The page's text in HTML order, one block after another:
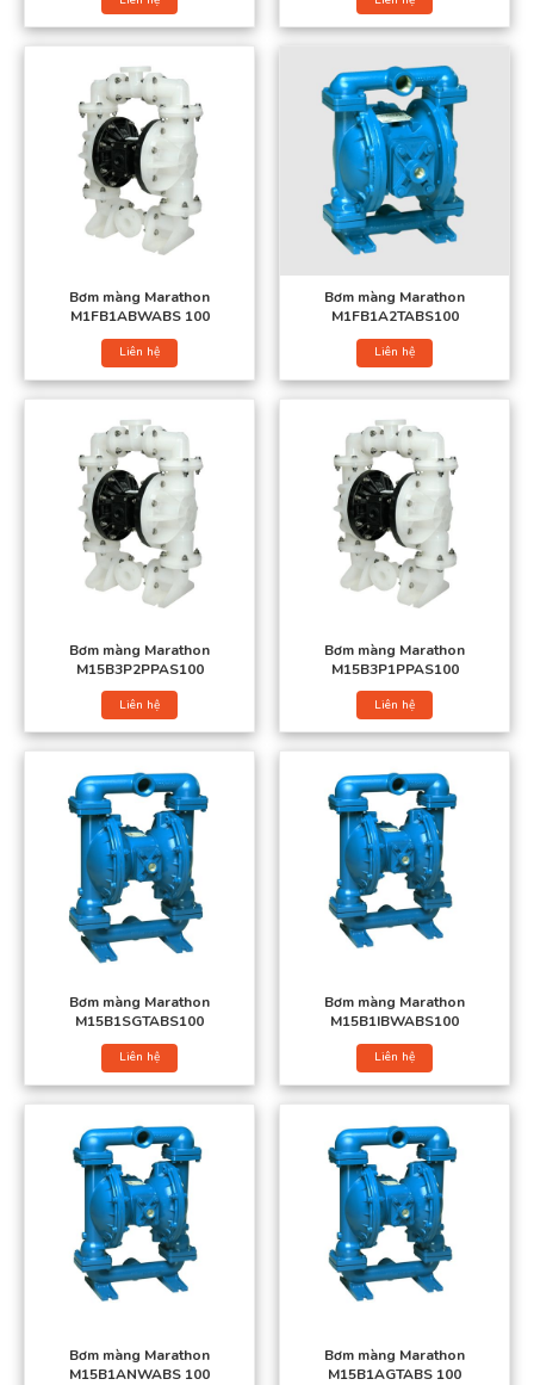
Bơm màng Marathon
Xem thêm các loại bơm màng khí nén:
Bơm màng Aro
Bơm màng điện
Bơm màng thực phẩm
Bơm màng sơn
Bơm màng bột
Bơm màng TDS
Bơm màng Wilden
Bơm màng Marathon
Bơm màng Yamada
Bơm màng Verder
Bơm màng Morak
Công ty Việt Á là đơn vị chuyên phân phối và nhập khẩubơm
màng khí nén Marathon
chính hãng nói riêng và màng bơm
màng nói chung. Với chất lượng vượt trội, cung cấp chính sách
ưu đãi tốt dành cho quý khách hàng cùng mức giá phải chăng vì
thế địa chỉ này được nhiều khách hàng tin tưởng và lựa chọn.
Bơm màng Marathon
Bơm màng Marathon
M1FB1ABWABS 100
Liên hệ
Bơm màng Marathon
M1FB1A2TABS100
Liên hệ
Bơm màng Marathon
M15B3P2PPAS100
Liên hệ
Bơm màng Marathon
M15B3P1PPAS100
Liên hệ
Bơm màng Marathon
M15B1SGTABS100
Liên hệ
Bơm màng Marathon
M15B1IBWABS100
Liên hệ
Bơm màng Marathon
M15B1ANWABS 100
Bơm màng Marathon
M15B1AGTABS 100